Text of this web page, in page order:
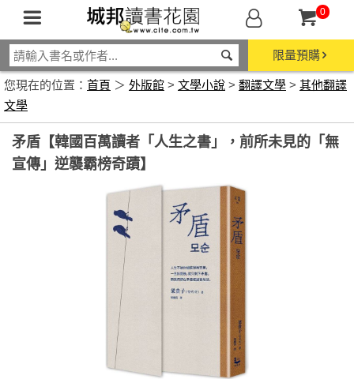
0
限量預購
您現在的位置： 首頁 ＞ 外版館 > 文學小說 > 翻譯文學 > 其他翻譯
文學
矛盾【韓國百萬讀者「人生之書」，前所未見的「無
宣傳」逆襲霸榜奇蹟】